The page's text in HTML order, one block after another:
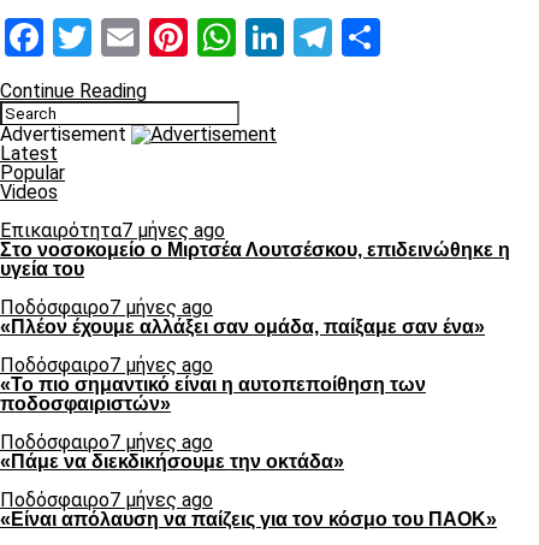
Facebook
Twitter
EmailPinterest
WhatsApp
LinkedIn
Telegram
Continue Reading
Advertisement
Latest
Popular
Videos
Επικαιρότητα7 μήνες ago
Στο νοσοκομείο ο Μιρτσέα Λουτσέσκου, επιδεινώθηκε η
υγεία του
Ποδόσφαιρο7 μήνες ago
«Πλέον έχουμε αλλάξει σαν ομάδα, παίξαμε σαν ένα»
Ποδόσφαιρο7 μήνες ago
«Το πιο σημαντικό είναι η αυτοπεποίθηση των
ποδοσφαιριστών»
Ποδόσφαιρο7 μήνες ago
«Πάμε να διεκδικήσουμε την οκτάδα»
Ποδόσφαιρο7 μήνες ago
«Είναι απόλαυση να παίζεις για τον κόσμο του ΠΑΟΚ»